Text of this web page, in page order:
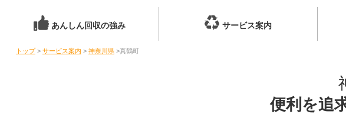
あんしん回収の強み サービス案内
トップ> サービス案内 > 神奈川県>真鶴町
便利を追